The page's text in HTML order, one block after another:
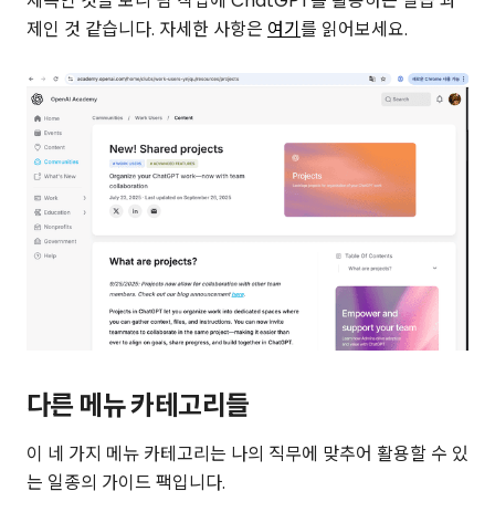
제인 것 같습니다. 자세한 사항은 여기를 읽어보세요.
다른 메뉴 카테고리들
이 네 가지 메뉴 카테고리는 나의 직무에 맞추어 활용할 수 있
는 일종의 가이드 팩입니다.